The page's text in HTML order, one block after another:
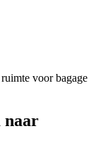
voor bagage
naar